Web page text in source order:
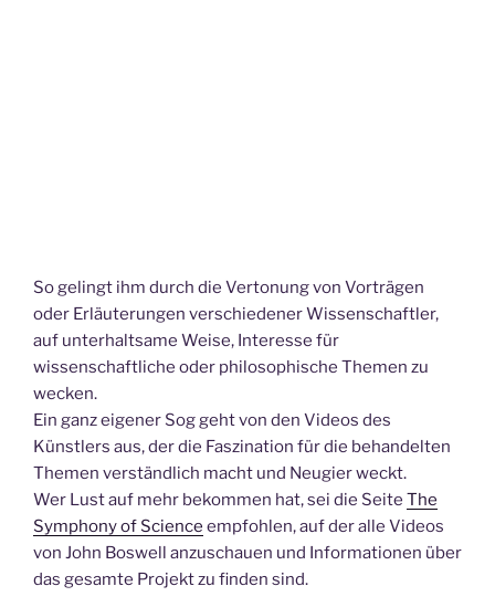
So gelingt ihm durch die Vertonung von Vorträgen
oder Erläuterungen verschiedener Wissenschaftler,
auf unterhaltsame Weise, Interesse für
wissenschaftliche oder philosophische Themen zu
wecken.
Ein ganz eigener Sog geht von den Videos des
Künstlers aus, der die Faszination für die behandelten
Themen verständlich macht und Neugier weckt.
Wer Lust auf mehr bekommen hat, sei die Seite The
Symphony of Science empfohlen, auf der alle Videos
von John Boswell anzuschauen und Informationen über
das gesamte Projekt zu finden sind.